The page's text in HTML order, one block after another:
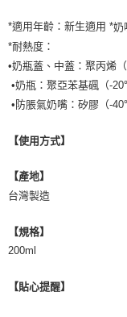
４．使用「AFTEE先享
請求用戶進行身份認證。
５．嚴禁一人註冊多個
恩沛科技股份有限公司
*適用年齡：新生適用 *奶
*耐熱度：
•奶瓶蓋、中蓋：聚丙烯
•奶瓶：聚亞苯基碸（-
•防脹氣奶嘴：矽膠（-
【使用方式】
【產地】
台灣製造
【規格】
200ml
【貼心提醒】